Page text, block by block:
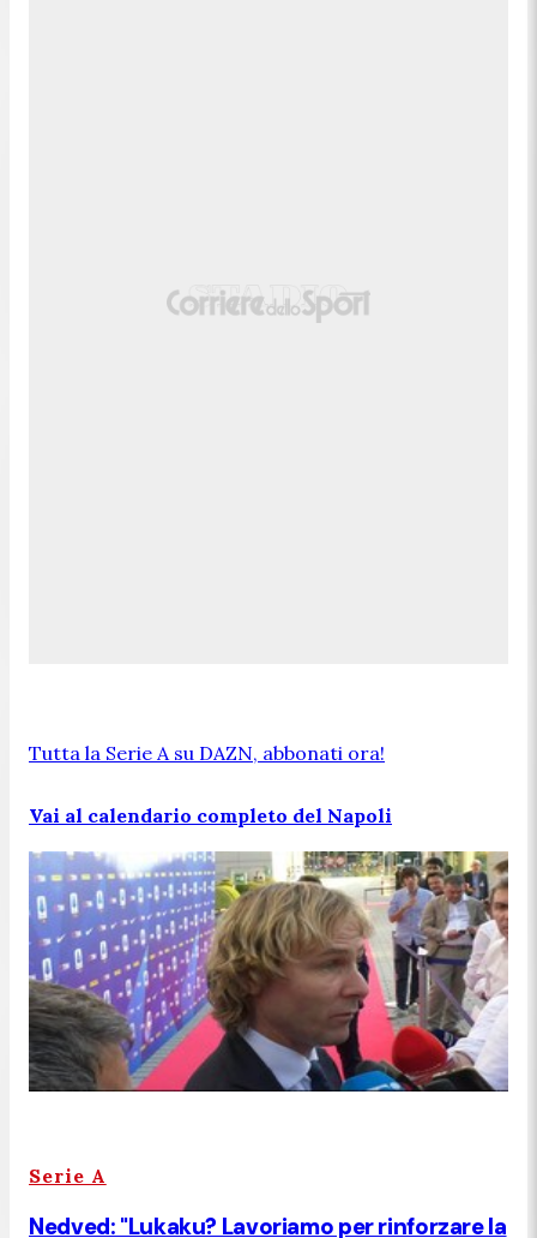
Tutta la Serie A su DAZN, abbonati ora!
Vai al calendario completo del Napoli
Serie A
Nedved: "Lukaku? Lavoriamo per rinforzare la